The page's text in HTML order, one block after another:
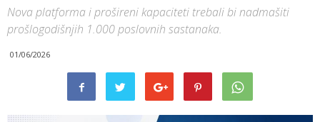
Nova platforma i prošireni kapaciteti trebali bi nadmašiti
prošlogodišnjih 1.000 poslovnih sastanaka.
01/06/2026